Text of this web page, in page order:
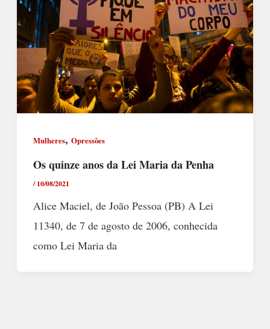
Mulheres, Opressões
Os quinze anos da Lei Maria da Penha
/10/08/2021
Alice Maciel, de João Pessoa (PB) A Lei
11340, de 7 de agosto de 2006, conhecida
como Lei Maria da